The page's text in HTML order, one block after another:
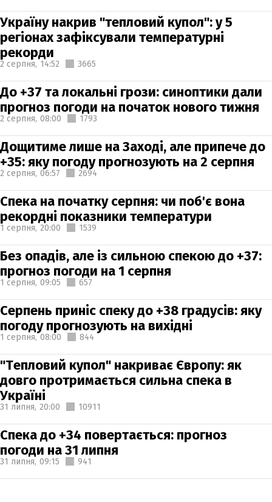
Україну накрив "тепловий купол": у 5
регіонах зафіксували температурні
рекорди
2 серпня, 14:52 3665
До +37 та локальні грози: синоптики дали
прогноз погоди на початок нового тижня
2 серпня, 08:00 1793
Дощитиме лише на Заході, але припече до
+35: яку погоду прогнозують на 2 серпня
2 серпня, 06:57 2694
Спека на початку серпня: чи поб'є вона
рекордні показники температури
1 серпня, 20:00 1539
Без опадів, але із сильною спекою до +37:
прогноз погоди на 1 серпня
1 серпня, 09:05 657
Серпень приніс спеку до +38 градусів: яку
погоду прогнозують на вихідні
1 серпня, 08:00 844
"Тепловий купол" накриває Європу: як
довго протримається сильна спека в
Україні
31 липня, 20:00 10911
Спека до +34 повертається: прогноз
погоди на 31 липня
31 липня, 09:15 941